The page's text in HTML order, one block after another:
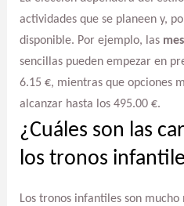
actividades que se planeen y,
disponible. Por ejemplo, las
sencillas pueden empezar en
6.15 €, mientras que opciones
alcanzar hasta los 495.00 €.
¿Cuáles son las
los tronos
Los tronos infantiles son mucho